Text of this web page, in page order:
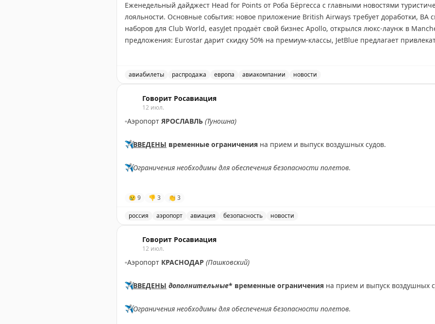
Еженедельный дайджест Head for Points от Роба Бёргесса с главными новостями
лояльности. Основные события: новое приложение British Airways требует доработки, BA
наборов для Club World, easyJet продаёт свой бизнес Apollo, открылся люкс-лаунж в
предложения: Eurostar дарит скидку 50% на премиум-классы, JetBlue предлагает
рассылку для получения полной информации о лучших предложениях отелей и
Rob Burgess|Original
авиабилеты распродажа европа авиакомпании новости
Говорит Росавиация
12 июл.
▫️Аэропорт ЯРОСЛАВЛЬ (Туношна)
✈️ВВЕДЕНЫ временные ограничения на прием и выпуск воздушных судов.
✈️Ограничения необходимы для обеспечения безопасности полетов.
😢 9 👎 3 👏 3
россия аэропорт авиация безопасность новости
Говорит Росавиация
12 июл.
▫️Аэропорт КРАСНОДАР (Пашковский)
✈️ВВЕДЕНЫ дополнительные* временные ограничения на прием и выпуск воздушных
✈️Ограничения необходимы для обеспечения безопасности полетов.